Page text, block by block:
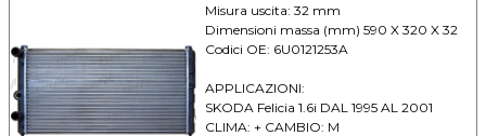
Misura uscita: 32 mm
Dimensioni massa (mm) 590 X 320 X 32
Codici OE: 6U0121253A
APPLICAZIONI:
SKODA Felicia 1.6i DAL 1995 AL 2001
CLIMA: + CAMBIO: M